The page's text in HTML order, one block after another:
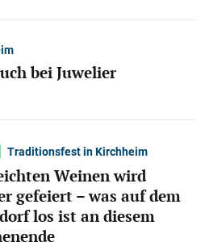
bei Juwelier
Traditionsfest in Kirchheim
Weinen wird
gefeiert – was auf dem
los ist an diesem